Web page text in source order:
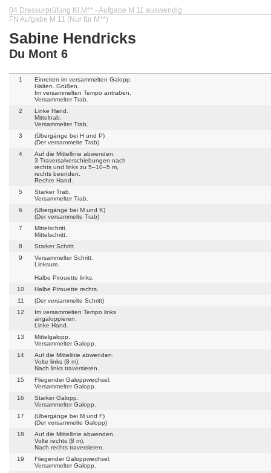
04 Dressurprüfung Kl.M** - Aufgabe M 11 auswendig
FN Aufgabe M 11 (Nur für M**)
Sabine Hendricks
Du Mont 6
1
Einreiten im versammelten Galopp.
Halten. Grüßen.
Im versammelten Tempo antraben.
Versammelter Trab.
2
Linke Hand.
Mitteltrab.
Versammelter Trab.
3
(Übergänge bei H und P)
(Der versammelte Trab)
4
Auf die Mittellinie abwenden.
3 Traversalverschiebungen nach
rechts und links zu 5–10–5 m,
rechts beenden.
Rechte Hand.
5
Starker Trab.
Versammelter Trab.
6
(Übergänge bei M und K)
(Der versammelte Trab)
7
Mittelschritt.
Mittelschritt.
8
Starker Schritt.
9
Versammelter Schritt.
Linksum.
Halbe Pirouette links.
10
Halbe Pirouette rechts.
11
(Der versammelte Schritt)
12
Im versammelten Tempo links
angaloppieren.
Linke Hand.
13
Mittelgalopp.
Versammelter Galopp.
14
Auf die Mittelinie abwenden.
Volte links (8 m).
Nach links traversieren.
15
Fliegender Galoppwechsel.
Versammelter Galopp.
16
Starker Galopp.
Versammelter Galopp.
17
(Übergänge bei M und F)
(Der versammelte Galopp)
18
Auf die Mittellinie abwenden.
Volte rechts (8 m).
Nach rechts traversieren.
19
Fliegender Galoppwechsel.
Versammelter Galopp.